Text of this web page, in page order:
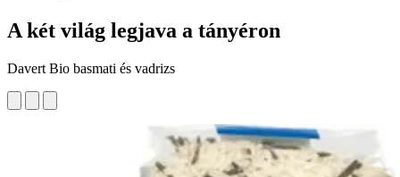
A két világ legjava a tányéron
Davert Bio basmati és vadrizs